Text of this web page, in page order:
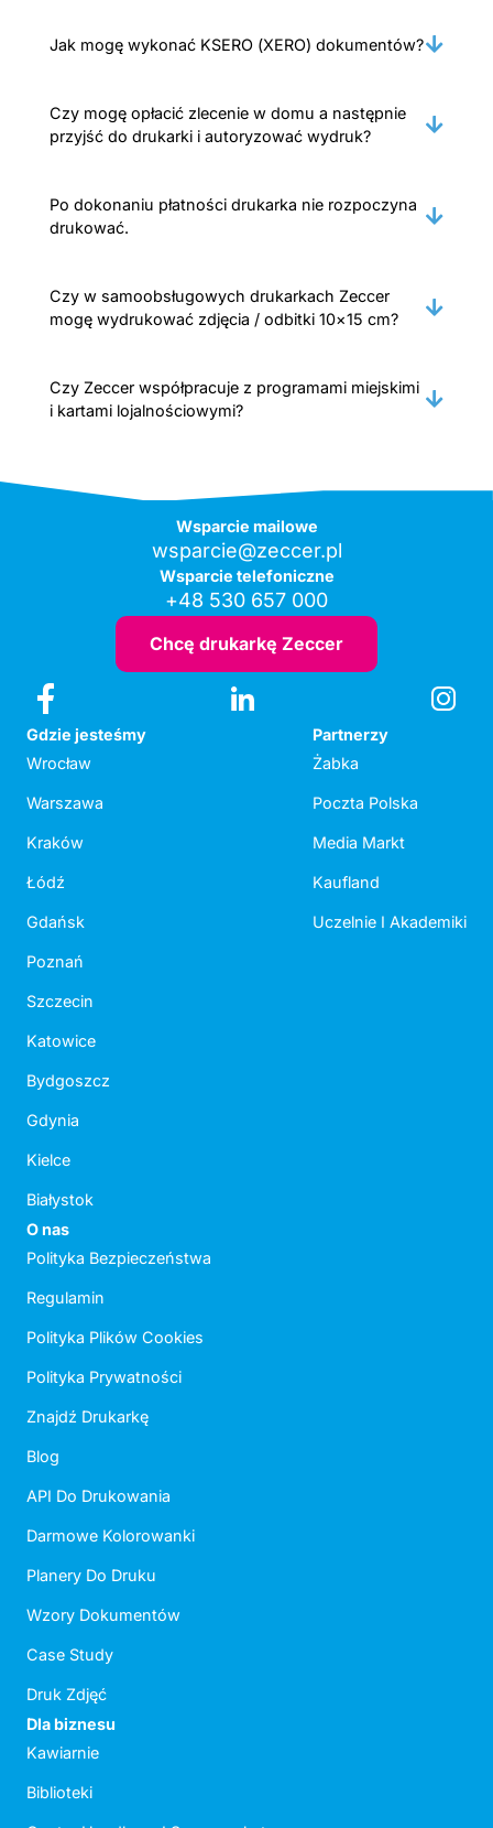
Jak mogę wykonać KSERO (XERO) dokumentów?
Czy mogę opłacić zlecenie w domu a następnie
przyjść do drukarki i autoryzować wydruk?
Po dokonaniu płatności drukarka nie rozpoczyna
drukować.
Czy w samoobsługowych drukarkach Zeccer
mogę wydrukować zdjęcia / odbitki 10×15 cm?
Czy Zeccer współpracuje z programami miejskimi
i kartami lojalnościowymi?
Wsparcie mailowe
wsparcie@zeccer.pl
Wsparcie telefoniczne
+48 530 657 000
Chcę drukarkę Zeccer
Gdzie jesteśmy
Wrocław
Warszawa
Kraków
Łódź
Gdańsk
Poznań
Szczecin
Katowice
Bydgoszcz
Gdynia
Kielce
Białystok
Partnerzy
Żabka
Poczta Polska
Media Markt
Kaufland
Uczelnie I Akademiki
O nas
Polityka Bezpieczeństwa
Regulamin
Polityka Plików Cookies
Polityka Prywatności
Znajdź Drukarkę
Blog
API Do Drukowania
Darmowe Kolorowanki
Planery Do Druku
Wzory Dokumentów
Case Study
Druk Zdjęć
Dla biznesu
Kawiarnie
Biblioteki